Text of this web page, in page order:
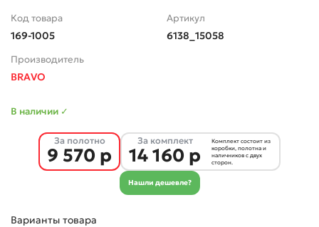
Код товара
169-1005
Артикул
6138_15058
Производитель
BRAVO
В наличии ✓
За полотно
9 570 р
За комплект
14 160 р
Комплект состоит из
коробки, полотна и
наличников с двух
сторон.
Нашли дешевле?
Варианты товара